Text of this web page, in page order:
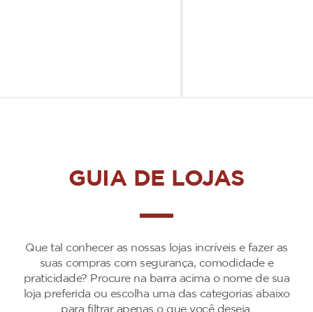
GUIA DE LOJAS
Que tal conhecer as nossas lojas incríveis e fazer as
suas compras com segurança, comodidade e
praticidade? Procure na barra acima o nome de sua
loja preferida ou escolha uma das categorias abaixo
para filtrar apenas o que você deseja.